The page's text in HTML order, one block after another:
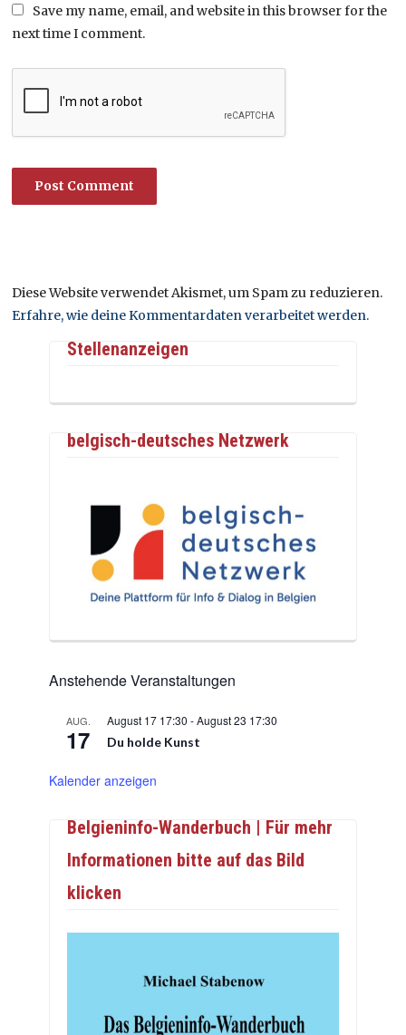
Save my name, email, and website in this browser for the
next time I comment.
Diese Website verwendet Akismet, um Spam zu reduzieren.
Erfahre, wie deine Kommentardaten verarbeitet werden.
Stellenanzeigen
belgisch-deutsches Netzwerk
Anstehende Veranstaltungen
AUG.
17
August 17 17:30 -August 23 17:30
Du holde Kunst
Kalender anzeigen
Belgieninfo-Wanderbuch | Für mehr
Informationen bitte auf das Bild
klicken